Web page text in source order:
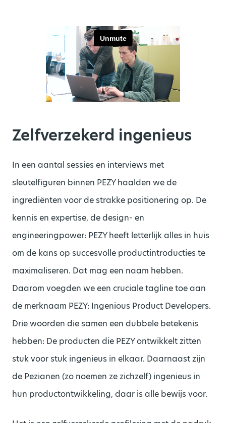
Zelfverzekerd ingenieus
In een aantal sessies en interviews met
sleutelfiguren binnen PEZY haalden we de
ingrediënten voor de strakke positionering op. De
kennis en expertise, de design- en
engineeringpower: PEZY heeft letterlijk alles in huis
om de kans op succesvolle productintroducties te
maximaliseren. Dat mag een naam hebben.
Daarom voegden we een cruciale tagline toe aan
de merknaam PEZY: Ingenious Product Developers.
Drie woorden die samen een dubbele betekenis
hebben: De producten die PEZY ontwikkelt zitten
stuk voor stuk ingenieus in elkaar. Daarnaast zijn
de Pezianen (zo noemen ze zichzelf) ingenieus in
hun productontwikkeling, daar is alle bewijs voor.